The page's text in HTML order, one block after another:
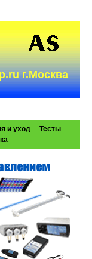
г.Москва
и уход
Тесты